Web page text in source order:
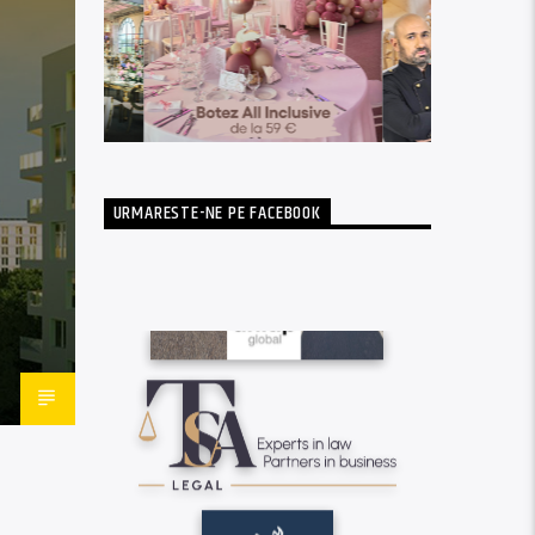
URMARESTE-NE PE FACEBOOK